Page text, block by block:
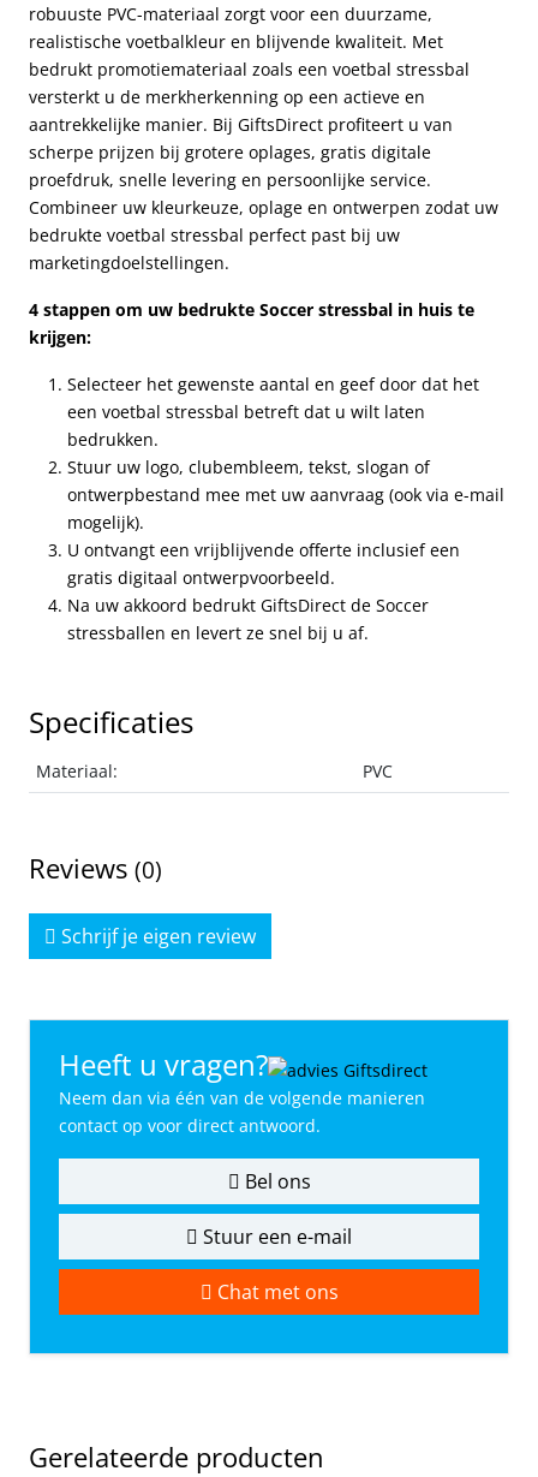
robuuste PVC-materiaal zorgt voor een duurzame,
realistische voetbalkleur en blijvende kwaliteit. Met
bedrukt promotiemateriaal zoals een voetbal stressbal
versterkt u de merkherkenning op een actieve en
aantrekkelijke manier. Bij GiftsDirect profiteert u van
scherpe prijzen bij grotere oplages, gratis digitale
proefdruk, snelle levering en persoonlijke service.
Combineer uw kleurkeuze, oplage en ontwerpen zodat uw
bedrukte voetbal stressbal perfect past bij uw
marketingdoelstellingen.
4 stappen om uw bedrukte Soccer stressbal in huis te
krijgen:
Selecteer het gewenste aantal en geef door dat het
een voetbal stressbal betreft dat u wilt laten
bedrukken.
Stuur uw logo, clubembleem, tekst, slogan of
ontwerpbestand mee met uw aanvraag (ook via e-mail
mogelijk).
U ontvangt een vrijblijvende offerte inclusief een
gratis digitaal ontwerpvoorbeeld.
Na uw akkoord bedrukt GiftsDirect de Soccer
stressballen en levert ze snel bij u af.
Specificaties
Materiaal: PVC
Reviews (0)
Schrijf je eigen review
Heeft u vragen?
Neem dan via één van de volgende manieren
contact op voor direct antwoord.
Bel ons
Stuur een e-mail
Chat met ons
Gerelateerde producten